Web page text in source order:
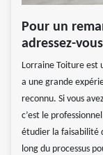
Pour un
adressez-
Lorraine Toiture est
a une grande
reconnu. Si vous
c’est le
étudier la faisabilité
long du processus